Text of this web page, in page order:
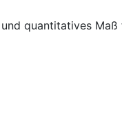
quantitatives Maß